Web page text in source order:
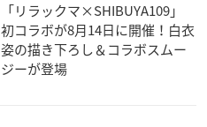
「リラックマ×SHIBUYA109」
初コラボが8月14日に開催！白衣
姿の描き下ろし＆コラボスムー
ジーが登場